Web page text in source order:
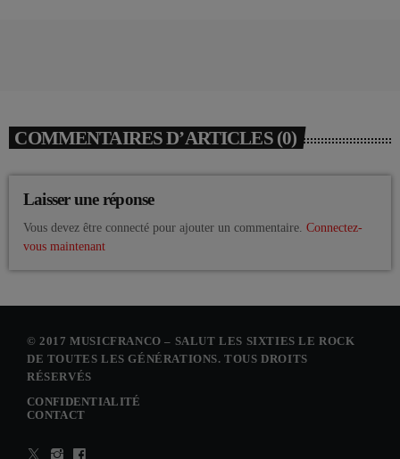
COMMENTAIRES D’ARTICLES (0)
Laisser une réponse
Vous devez être connecté pour ajouter un commentaire. Connectez-
vous maintenant
© 2017 MUSICFRANCO – SALUT LES SIXTIES LE ROCK
DE TOUTES LES GÉNÉRATIONS. TOUS DROITS
RÉSERVÉS
CONFIDENTIALITÉ
CONTACT